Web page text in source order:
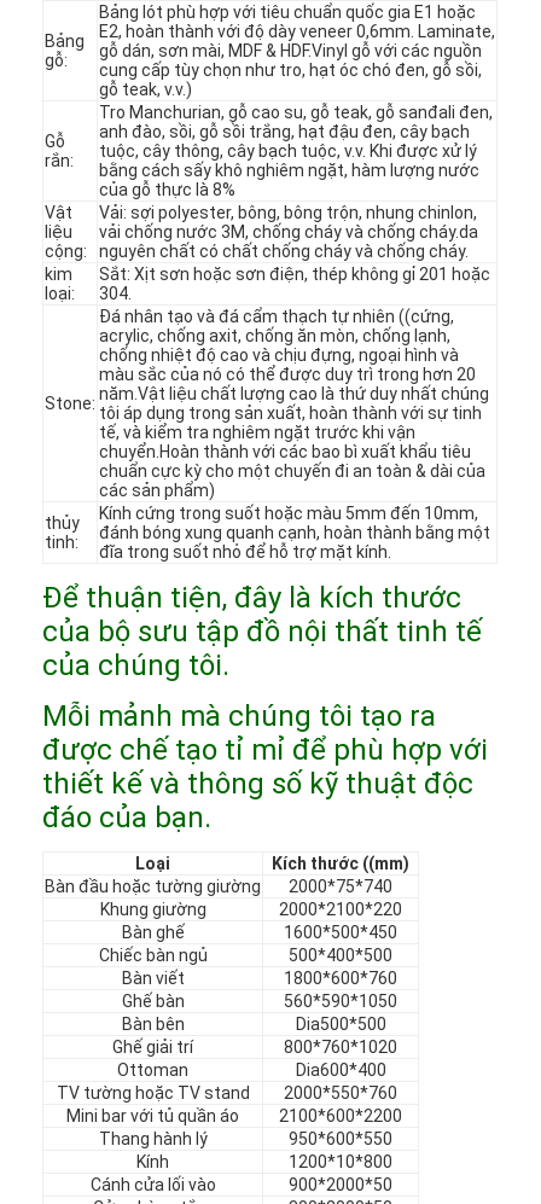
Trang chủ
Video
Chương trình VR
Về chúng tôi
Tham quan nhà máy
Liên hệ
Tin tức
Các trường hợp
Câu hỏi thường gặp
nói chuyện ngay.
Bảng
gỗ:
Bảng lót phù hợp với tiêu chuẩn quốc gia E1 hoặc
E2, hoàn thành với độ dày veneer 0,6mm. Laminate,
gỗ dán, sơn mài, MDF & HDF.Vinyl gỗ với các nguồn
cung cấp tùy chọn như tro, hạt óc chó đen, gỗ sồi,
gỗ teak, v.v.)
Gỗ
rắn:
Tro Manchurian, gỗ cao su, gỗ teak, gỗ sanđali đen,
anh đào, sồi, gỗ sồi trắng, hạt đậu đen, cây bạch
tuộc, cây thông, cây bạch tuộc, v.v. Khi được xử lý
bằng cách sấy khô nghiêm ngặt, hàm lượng nước
của gỗ thực là 8%
Vật
liệu
cộng:
Vải: sợi polyester, bông, bông trộn, nhung chinlon,
vải chống nước 3M, chống cháy và chống cháy.da
nguyên chất có chất chống cháy và chống cháy.
kim
loại:
Sắt: Xịt sơn hoặc sơn điện, thép không gỉ 201 hoặc
304.
Stone:
Đá nhân tạo và đá cẩm thạch tự nhiên ((cứng,
acrylic, chống axit, chống ăn mòn, chống lạnh,
chống nhiệt độ cao và chịu đựng, ngoại hình và
màu sắc của nó có thể được duy trì trong hơn 20
năm.Vật liệu chất lượng cao là thứ duy nhất chúng
tôi áp dụng trong sản xuất, hoàn thành với sự tinh
tế, và kiểm tra nghiêm ngặt trước khi vận
chuyển.Hoàn thành với các bao bì xuất khẩu tiêu
chuẩn cực kỳ cho một chuyến đi an toàn & dài của
các sản phẩm)
thủy
tinh:
Kính cứng trong suốt hoặc màu 5mm đến 10mm,
đánh bóng xung quanh cạnh, hoàn thành bằng một
đĩa trong suốt nhỏ để hỗ trợ mặt kính.
Để thuận tiện, đây là kích thước
của bộ sưu tập đồ nội thất tinh tế
của chúng tôi.
Mỗi mảnh mà chúng tôi tạo ra
được chế tạo tỉ mỉ để phù hợp với
thiết kế và thông số kỹ thuật độc
đáo của bạn.
Loại
Kích thước ((mm)
Bàn đầu hoặc tường giường
2000*75*740
Khung giường
2000*2100*220
Bàn ghế
1600*500*450
Chiếc bàn ngủ
500*400*500
Bàn viết
1800*600*760
Ghế bàn
560*590*1050
Bàn bên
Dia500*500
Ghế giải trí
800*760*1020
Ottoman
Dia600*400
TV tường hoặc TV stand
2000*550*760
Mini bar với tủ quần áo
2100*600*2200
Thang hành lý
950*600*550
Kính
1200*10*800
Cánh cửa lối vào
900*2000*50